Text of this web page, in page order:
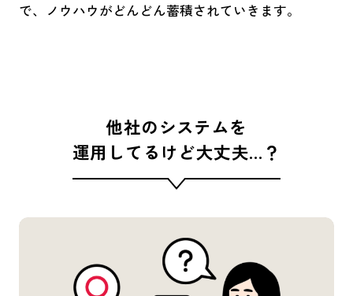
で、ノウハウがどんどん蓄積されていきます。
他社のシステムを
運用してるけど大丈夫…？